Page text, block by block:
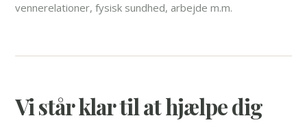
vennerelationer, fysisk sundhed, arbejde m.m.
Vi står klar til at hjælpe dig